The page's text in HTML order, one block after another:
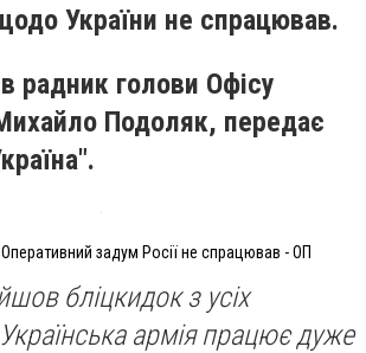
України не спрацював.
радник голови Офісу
Подоляк, передає
Оперативний задум Росії не спрацював - ОП
бліцкидок з усіх
армія працює дуже